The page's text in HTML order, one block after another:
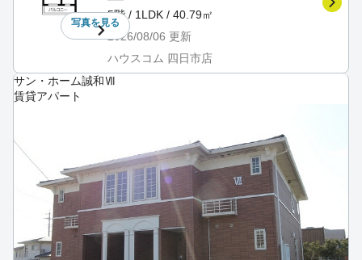
写真を見る
5階 / 1LDK / 40.79㎡
2026/08/06 更新
ハウスコム 四日市店
サン・ホーム誠和Ⅶ
賃貸アパート